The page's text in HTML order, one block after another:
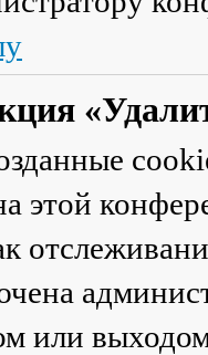
этой
или